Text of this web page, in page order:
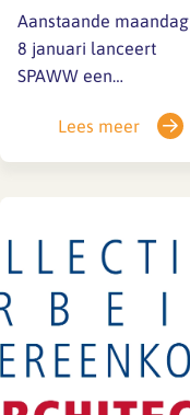
Aanstaande maandag
8 januari lanceert
SPAWW een
doel: werkgevers
ondersteunen in hun
werknemers
nadrukkelijk te
informeren over
PAWW. SFA heeft
namens cao-partijen
BNA, FNV, CNV en De
Unie in 2022 de
Lees meer